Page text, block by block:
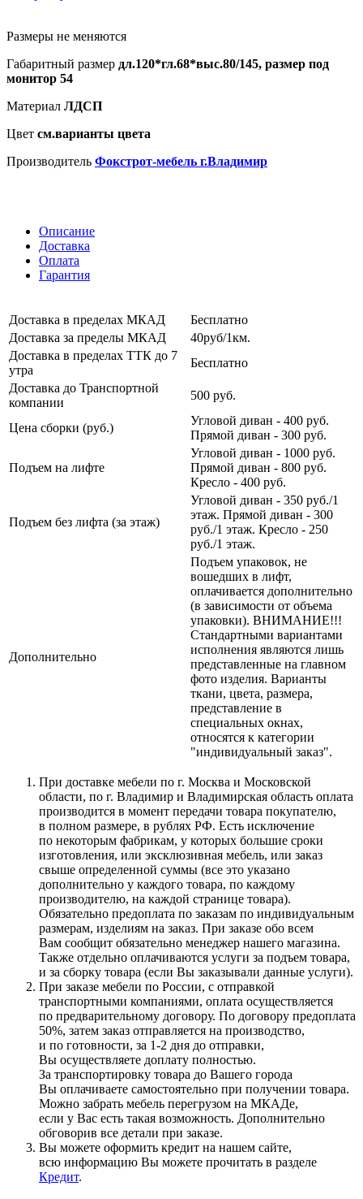
Размеры не меняются
Габаритный размер дл.120*гл.68*выс.80/145, размер под
монитор 54
Материал ЛДСП
Цвет см.варианты цвета
Производитель Фокстрот-мебель г.Владимир
Описание
Доставка
Оплата
Гарантия
Доставка в пределах МКАД
Бесплатно
Доставка за пределы МКАД
40руб/1км.
Доставка в пределах ТТК до 7
утра
Бесплатно
Доставка до Транспортной
компании
500 руб.
Цена сборки (руб.)
Угловой диван - 400 руб.
Прямой диван - 300 руб.
Подъем на лифте
Угловой диван - 1000 руб.
Прямой диван - 800 руб.
Кресло - 400 руб.
Подъем без лифта (за этаж)
Угловой диван - 350 руб./1
этаж. Прямой диван - 300
руб./1 этаж. Кресло - 250
руб./1 этаж.
Дополнительно
Подъем упаковок, не
вошедших в лифт,
оплачивается дополнительно
(в зависимости от объема
упаковки). ВНИМАНИЕ!!!
Стандартными вариантами
исполнения являются лишь
представленные на главном
фото изделия. Варианты
ткани, цвета, размера,
представление в
специальных окнах,
относятся к категории
"индивидуальный заказ".
При доставке мебели по г. Москва и Московской
области, по г. Владимир и Владимирская область оплата
производится в момент передачи товара покупателю,
в полном размере, в рублях РФ. Есть исключение
по некоторым фабрикам, у которых большие сроки
изготовления, или эксклюзивная мебель, или заказ
свыше определенной суммы (все это указано
дополнительно у каждого товара, по каждому
производителю, на каждой странице товара).
Обязательно предоплата по заказам по индивидуальным
размерам, изделиям на заказ. При заказе обо всем
Вам сообщит обязательно менеджер нашего магазина.
Также отдельно оплачиваются услуги за подъем товара,
и за сборку товара (если Вы заказывали данные услуги).
При заказе мебели по России, с отправкой
транспортными компаниями, оплата осуществляется
по предварительному договору. По договору предоплата
50%, затем заказ отправляется на производство,
и по готовности, за 1-2 дня до отправки,
Вы осуществляете доплату полностью.
За транспортировку товара до Вашего города
Вы оплачиваете самостоятельно при получении товара.
Можно забрать мебель перегрузом на МКАДе,
если у Вас есть такая возможность. Дополнительно
обговорив все детали при заказе.
Вы можете оформить кредит на нашем сайте,
всю информацию Вы можете прочитать в разделе
Кредит.